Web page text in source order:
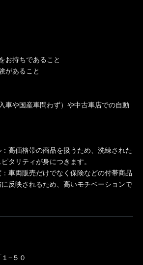
お持ちであること
があること
車や国産車問わず）や中古車店での自動
：高価格帯の商品を扱うため、洗練された
タリティが身につきます。
：車両販売だけでなく保険などの付帯商品
反映されるため、高いモチベーションで
−５０